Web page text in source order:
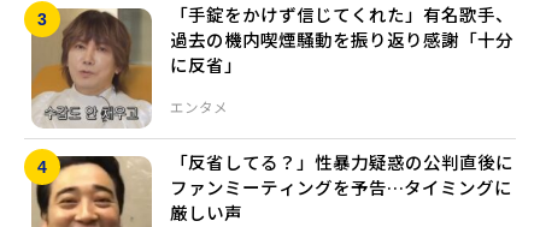
エンタメ
「手錠をかけず信じてくれた」有名歌手、
過去の機内喫煙騒動を振り返り感謝「十分
に反省」
「反省してる？」性暴力疑惑の公判直後に
ファンミーティングを予告…タイミングに
厳しい声